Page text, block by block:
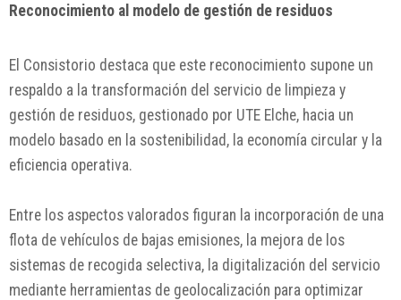
Reconocimiento al modelo de gestión de residuos
El Consistorio destaca que este reconocimiento supone un
respaldo a la transformación del servicio de limpieza y
gestión de residuos, gestionado por UTE Elche, hacia un
modelo basado en la sostenibilidad, la economía circular y la
eficiencia operativa.
Entre los aspectos valorados figuran la incorporación de una
flota de vehículos de bajas emisiones, la mejora de los
sistemas de recogida selectiva, la digitalización del servicio
mediante herramientas de geolocalización para optimizar